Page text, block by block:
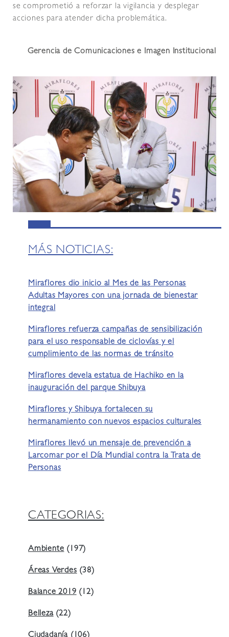
se comprometió a reforzar la vigilancia y desplegar
acciones para atender dicha problemática.
Gerencia de Comunicaciones e Imagen Institucional
MÁS NOTICIAS:
Miraflores dio inicio al Mes de las Personas
Adultas Mayores con una jornada de bienestar
integral
Miraflores refuerza campañas de sensibilización
para el uso responsable de ciclovías y el
cumplimiento de las normas de tránsito
Miraflores devela estatua de Hachiko en la
inauguración del parque Shibuya
Miraflores y Shibuya fortalecen su
hermanamiento con nuevos espacios culturales
Miraflores llevó un mensaje de prevención a
Larcomar por el Día Mundial contra la Trata de
Personas
CATEGORIAS:
Ambiente(197)
Áreas Verdes(38)
Balance 2019(12)
Belleza(22)